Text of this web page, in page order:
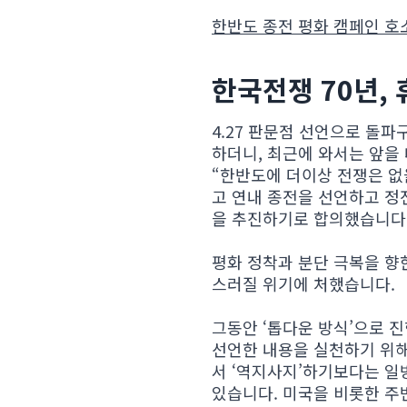
한반도 종전 평화 캠페인 호
한국전쟁 70년,
4.27 판문점 선언으로 돌파
하더니, 최근에 와서는 앞
“한반도에 더이상 전쟁은
고 연내 종전을 선언하고
을 추진하기로 합의했습니
평화 정착과 분단 극복을
스러질 위기에 처했습니다.
그동안 ‘톱다운 방식’으로
선언한 내용을 실천하기 위
서 ‘역지사지’하기보다는
있습니다. 미국을 비롯한